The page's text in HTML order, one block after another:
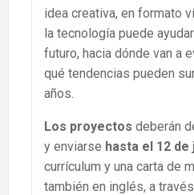
idea creativa, en formato
la tecnología puede
futuro, hacia dónde van a
qué tendencias pueden
años.
Los proyectos deberán
y enviarse hasta el 12 de
currículum y una carta de
también en inglés, a